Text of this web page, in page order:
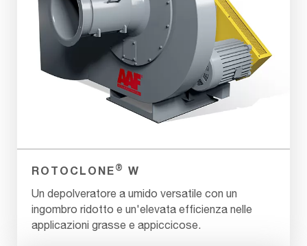
ROTOCLONE ® W
Un depolveratore a umido versatile con un
ingombro ridotto e un'elevata efficienza nelle
applicazioni grasse e appiccicose.